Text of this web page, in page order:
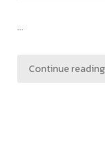
...
Continue reading